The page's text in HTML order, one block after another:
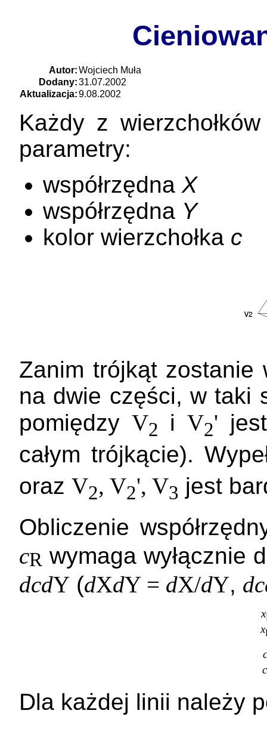
Autor:Wojciech Muła
Dodany:31.07.2002
Aktualizacja:9.08.2002
Każdy z
parametry:
współrzędna X
współrzędna Y
kolor wierzchołka c
Zanim trójkąt zostanie
na dwie części, w taki
pomiędzy V2 iV2'
całym trójkącie).
oraz V2, V2', V3 jest
Obliczenie
cR wymaga wyłącznie
dcdY (dXdY = dX/dY,
x
x
c
c
Dla każdej linii należy